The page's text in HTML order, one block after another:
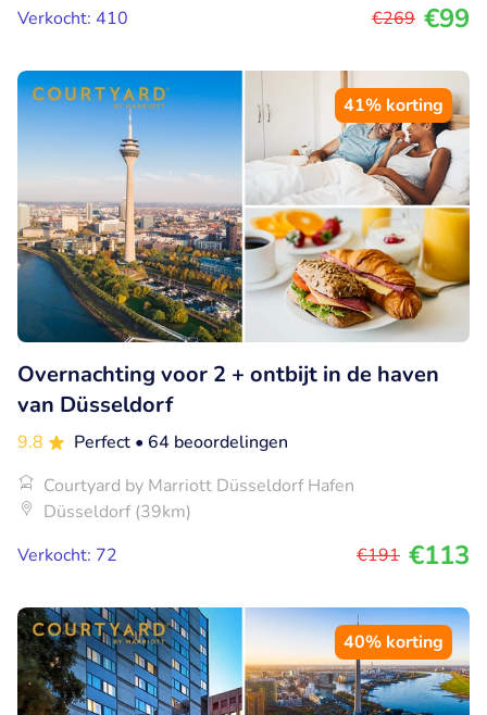
Verkocht: 410
€269 €99
41% korting
Overnachting voor 2 + ontbijt in de haven
van Düsseldorf
9.8 Perfect • 64 beoordelingen
Courtyard by Marriott Düsseldorf Hafen
Düsseldorf (39km)
Verkocht: 72
€191 €113
40% korting